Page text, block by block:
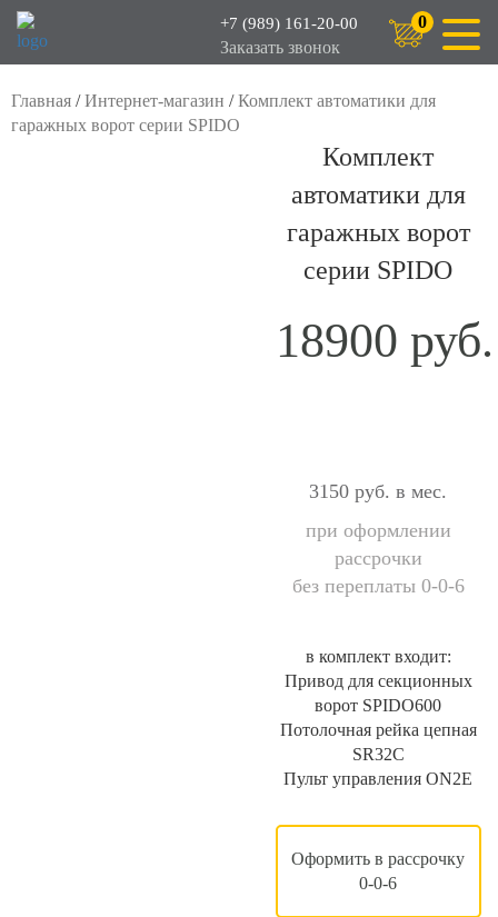
0
+7 (989) 161-20-00
Заказать звонок
Главная /Интернет-магазин /Комплект автоматики для
гаражных ворот серии SPIDO
Комплект
автоматики для
гаражных ворот
серии SPIDO
18900
3150 руб. в мес.
при оформлении
рассрочки
без переплаты 0-0-6
в комплект входит:
Привод для секционных
ворот SPIDO600
Потолочная рейка цепная
SR32C
Пульт управления ON2E
Оформить в рассрочку
0-0-6